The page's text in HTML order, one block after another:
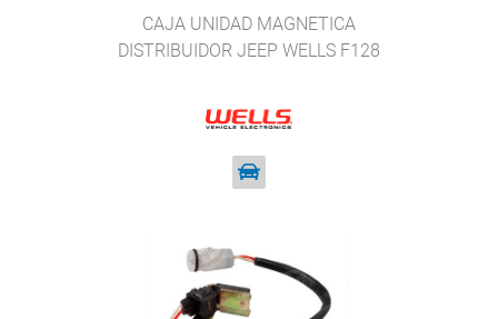
CAJA UNIDAD MAGNETICA
DISTRIBUIDOR JEEP WELLS F128